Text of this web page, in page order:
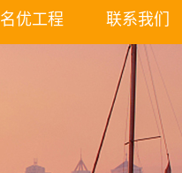
名优工程 联系我们